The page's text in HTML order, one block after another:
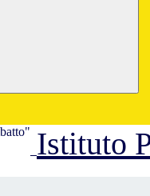
Istituto